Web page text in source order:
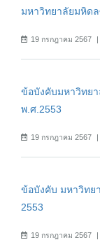
มหาวิทยาลัยมหิด
19 กรกฎาคม 2567
ข้อบังคับมหาวิทย
พ.ศ.2553
19 กรกฎาคม 2567
ข้อบังคับ มหาวิทย
2553
19 กรกฎาคม 2567